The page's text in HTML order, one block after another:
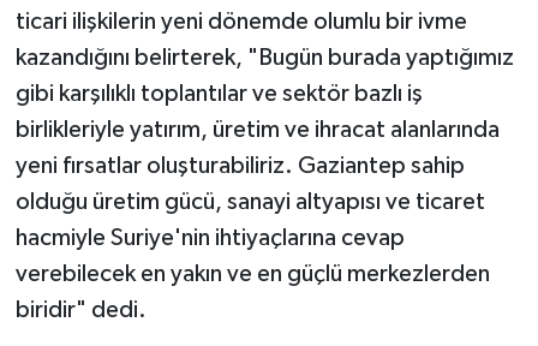
ticari ilişkilerin yeni dönemde olumlu bir ivme
kazandığını belirterek, "Bugün burada yaptığımız
gibi karşılıklı toplantılar ve sektör bazlı iş
birlikleriyle yatırım, üretim ve ihracat alanlarında
yeni fırsatlar oluşturabiliriz. Gaziantep sahip
olduğu üretim gücü, sanayi altyapısı ve ticaret
hacmiyle Suriye'nin ihtiyaçlarına cevap
verebilecek en yakın ve en güçlü merkezlerden
biridir" dedi.